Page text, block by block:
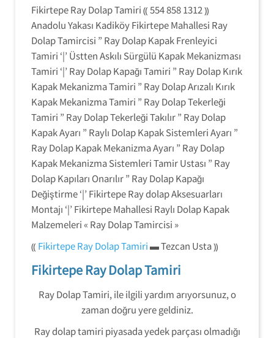
Fikirtepe Ray Dolap Tamiri ⸨ 554 858 1312 ⸩
Anadolu Yakası Kadiköy Fikirtepe Mahallesi Ray
Dolap Tamircisi ” Ray Dolap Kapak Frenleyici
Tamiri ‘|’ Üstten Askılı Sürgülü Kapak Mekanizması
Tamiri ‘|’ Ray Dolap Kapağı Tamiri ” Ray Dolap Kırık
Kapak Mekanizma Tamiri ” Ray Dolap Arızalı Kırık
Kapak Mekanizma Tamiri ” Ray Dolap Tekerleği
Tamiri ” Ray Dolap Tekerleği Takılır ” Ray Dolap
Kapak Ayarı ” Raylı Dolap Kapak Sistemleri Ayarı ”
Ray Dolap Kapak Mekanizma Ayarı ” Ray Dolap
Kapak Mekanizma Sistemleri Tamir Ustası ” Ray
Dolap Kapıları Onarılır ” Ray Dolap Kapağı
Değiştirme ‘|’ Fikirtepe Ray dolap Aksesuarları
Montajı ‘|’ Fikirtepe Mahallesi Raylı Dolap Kapak
Malzemeleri « Ray Dolap Tamircisi »
⸨ Fikirtepe Ray Dolap Tamiri▬ Tezcan Usta ⸩
Fikirtepe Ray Dolap Tamiri
Ray Dolap Tamiri, ile ilgili yardım arıyorsunuz, o
zaman doğru yere geldiniz.
Ray dolap tamiri piyasada yedek parçası olmadığı